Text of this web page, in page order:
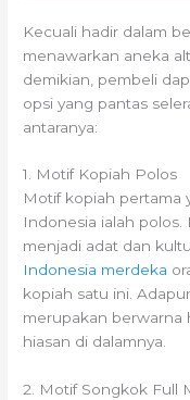
Kecuali hadir dalam
menawarkan aneka
demikian, pembeli
opsi yang pantas
antaranya:
1. Motif Kopiah Polos
Motif kopiah pertama
Indonesia ialah
menjadi adat dan
Indonesia merdeka
kopiah satu ini.
merupakan berwarna
hiasan di dalamnya.
2. Motif Songkok Full